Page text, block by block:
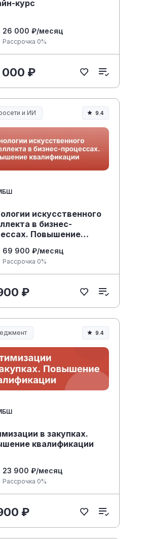
курс
26 000 ₽/месяц
Рассрочка 0%
000 ₽
и ИИ
и искусственный интеллект
9.4
искусственного
в бизнес-
Повышение
69 900 ₽/месяц
Рассрочка 0%
₽
и управление
9.4
в закупках.
квалификации
23 900 ₽/месяц
Рассрочка 0%
₽